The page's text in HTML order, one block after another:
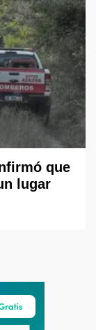
que
lugar